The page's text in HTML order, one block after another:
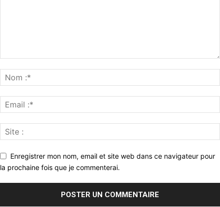
Enregistrer mon nom, email et site web dans ce navigateur pour
la prochaine fois que je commenterai.